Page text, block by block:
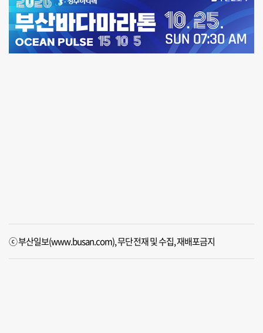
ⓒ 부산일보(www.busan.com), 무단전재 및 수집, 재배포금지